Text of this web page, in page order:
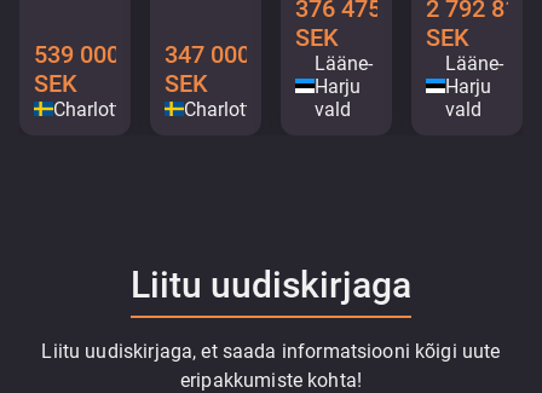
539 000
SEK
Charlottenberg
347 000
SEK
Charlottenberg
376 475
SEK
Lääne-
Harju
vald
2 792 816
SEK
Lääne-
Harju
vald
Liitu uudiskirjaga
Liitu uudiskirjaga, et saada informatsiooni kõigi uute
eripakkumiste kohta!